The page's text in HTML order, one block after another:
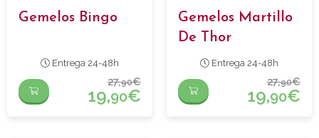
Gemelos Bingo
Entrega 24-48h
27,90€
19,90€
Gemelos Martillo
De Thor
Entrega 24-48h
27,90€
19,90€